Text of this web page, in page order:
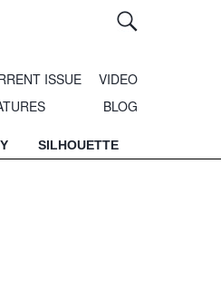
ISSUE
VIDEO
BLOG
SILHOUETTE